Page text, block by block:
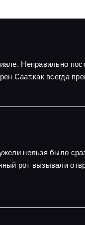
Неправильно
Саат,как всегда
нельзя было
рот вызывали